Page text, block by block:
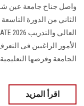
واصل جناح جامعة عين
الثاني من الدورة
الأمور الراغبين في
الجامعة وفرصها
اقرأ المزيد